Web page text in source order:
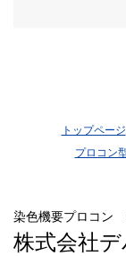
トップページ
プロコン
染色機要プロコン
株式会社